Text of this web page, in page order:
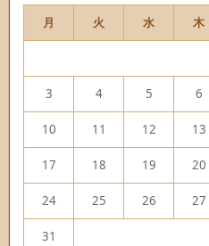
月
火 水 木
3 4 5 6
10 11 12 13
17 18 19 20
24 25 26 27
31